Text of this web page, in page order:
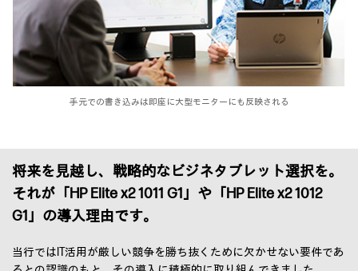
手元での書き込みは即座に大型モニターにも反映される
将来を見越し、戦略的なビジネタブレット選択を。
それが「HP Elite x2 1011 G1」や「HP Elite x2 1012
G1」の導入理由です。
当行ではIT活用が厳しい競争を勝ち抜くために欠かせない要件であ